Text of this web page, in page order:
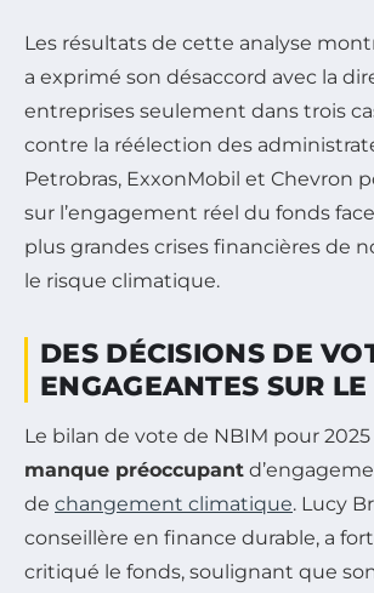
Les résultats de cette analyse
a exprimé son désaccord avec la
entreprises seulement dans trois
contre la réélection des
Petrobras, ExxonMobil et Chevron
sur l’engagement réel du fonds
plus grandes crises financières de
le risque climatique.
DES DÉCISIONS DE
ENGAGEANTES SUR
Le bilan de vote de NBIM pour
manque préoccupant
de changement climatique. Lucy
conseillère en finance durable, a
critiqué le fonds, soulignant que